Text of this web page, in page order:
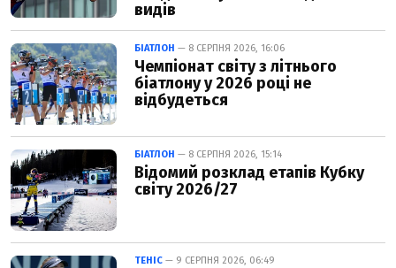
видів
БІАТЛОН — 8 СЕРПНЯ 2026, 16:06
Чемпіонат світу з літнього
біатлону у 2026 році не
відбудеться
БІАТЛОН — 8 СЕРПНЯ 2026, 15:14
Відомий розклад етапів Кубку
світу 2026/27
ТЕНІС — 9 СЕРПНЯ 2026, 06:49